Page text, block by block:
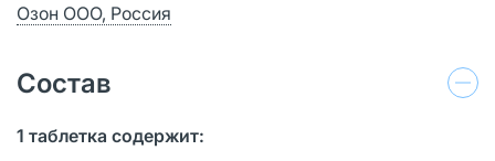
Озон ООО, Россия
Состав
1 таблетка содержит: